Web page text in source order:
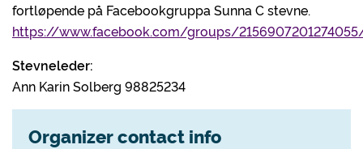
fortløpende på Facebookgruppa Sunna C stevne.
https://www.facebook.com/groups/
Stevneleder:
Ann Karin Solberg 98825234
Organizer contact info